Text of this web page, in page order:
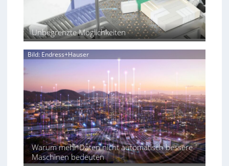
f
ü
r
d
i
e
-
r
a
Unbegrenzte Möglichkeiten
Bild: Endress+Hauser
Warum mehr Daten nicht automatisch bessere
Maschinen bedeuten